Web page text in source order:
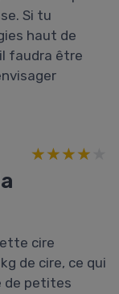
Si tu
haut de
faudra être
★★★★★
★★★★★
cire
de cire, ce qui
de petites